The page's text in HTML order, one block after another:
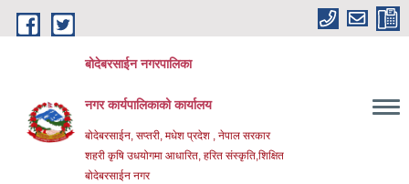
Skip to main content
बोदेबरसाईन नगरपालिका
नगर कार्यपालिकाको कार्यालय
बोदेबरसाईन, सप्तरी, मधेश प्रदेश , नेपाल सरकार
शहरी कृषि उधयोगमा आधारित, हरित संस्कृति,शिक्षित
बोदेबरसाईन नगर